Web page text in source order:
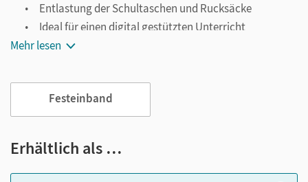
Entlastung der Schultaschen und Rucksäcke
Ideal für einen digital gestützten Unterricht
Notiz- und Markierungsmöglichkeit
Viele digitale Funktionen unterstützen das Lehren und
Lernen:
Notizen erstellen
Mehr lesen
Festeinband
Erhältlich als …